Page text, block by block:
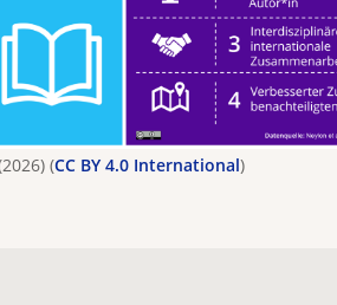
(CC BY 4.0 International)